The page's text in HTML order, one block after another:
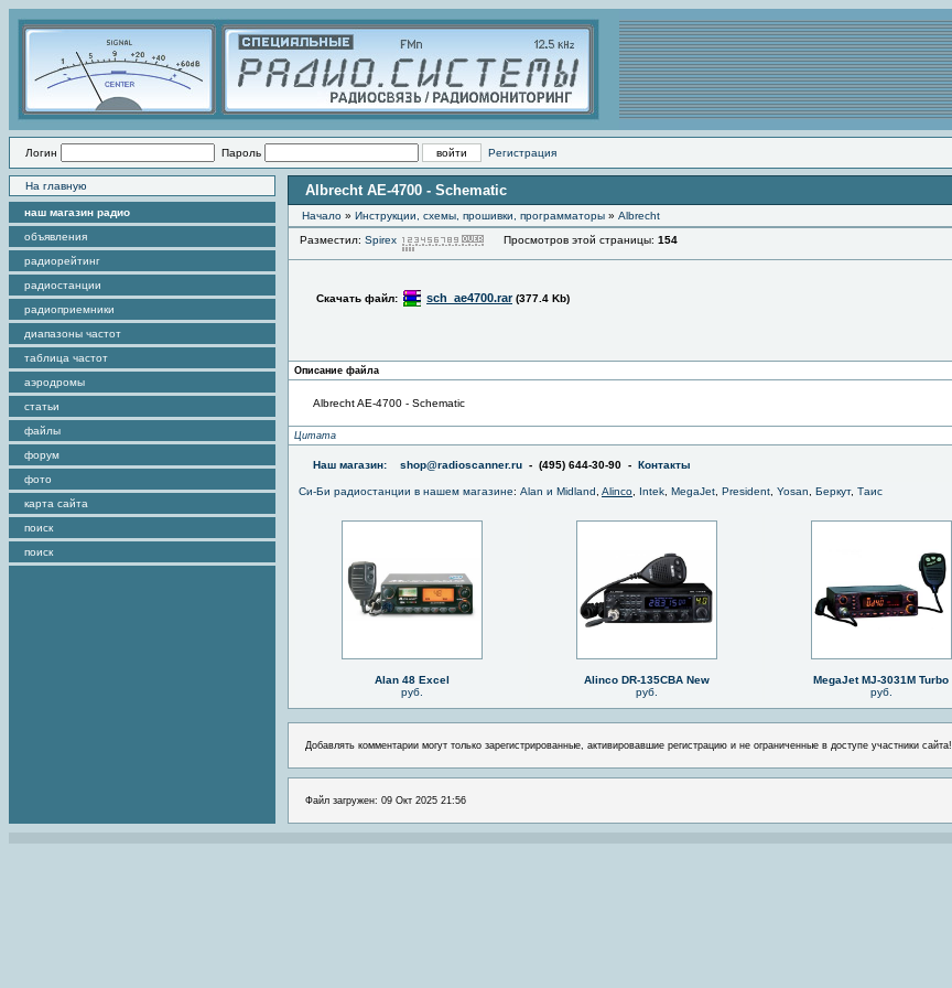
Логин Пароль Регистрация
На главную
наш магазин радио
объявления
радиорейтинг
радиостанции
радиоприемники
диапазоны частот
таблица частот
аэродромы
статьи
файлы
форум
фото
карта сайта
поиск
поиск
Albrecht AE-4700 - Schematic
Начало » Инструкции, схемы, прошивки, программаторы » Albrecht
Разместил: Spirex Просмотров этой страницы: 154
Скачать файл: sch_ae4700.rar (377.4 Kb)
Описание файла
Albrecht AE-4700 - Schematic
Цитата
Наш магазин: shop@radioscanner.ru - (495) 644-30-90 - Контакты
Си-Би радиостанции в нашем магазине: Alan и Midland Alinco Intek MegaJet President Yosan Беркут, Таис
Alan 48 Excel
руб.
Alinco DR-135CBA New
руб.
MegaJet MJ-3031M Turbo
руб.
Добавлять комментарии могут только зарегистрированные, активировавшие регистрацию и не ограниченные в доступе участники сайта!
Файл загружен: 09 Окт 2025 21:56